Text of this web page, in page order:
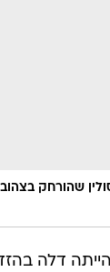
שהורחק בצהוב
דלה